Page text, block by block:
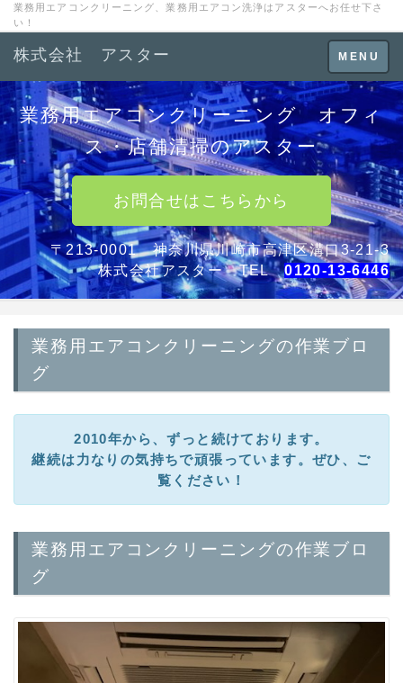
業務用エアコンクリーニング、業務用エアコン洗浄はアスターへお任せ下さ
い！
Toggle
navigation
MENU
株式会社 アスター
業務用エアコンクリーニング オフィ
ス・店舗清掃のアスター
お問合せはこちらから
〒213-0001 神奈川県川崎市高津区溝口3-21-3
株式会社アスター TEL0120-13-6446
業務用エアコンクリーニングの作業ブロ
グ
2010年から、ずっと続けております。
継続は力なりの気持ちで頑張っています。ぜひ、ご
覧ください！
業務用エアコンクリーニングの作業ブロ
グ